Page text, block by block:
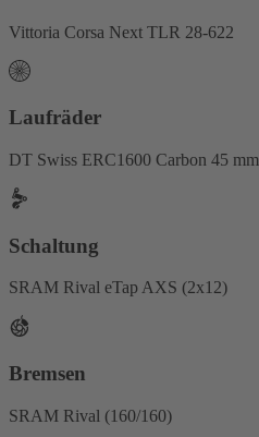
Vittoria Corsa Next TLR 28-622
Laufräder
DT Swiss ERC1600 Carbon 45 mm
Schaltung
SRAM Rival eTap AXS (2x12)
Bremsen
SRAM Rival (160/160)